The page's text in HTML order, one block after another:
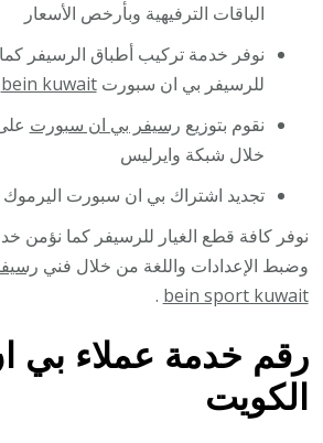
الباقات الترفيهية وبأرخص الأسعار
نوفر خدمة تركيب أطباق الرسيفر
للرسيفر بي ان سبورتbein kuwait
نقوم بتوزيع رسيفر بي ان سبورت
خلال شبكة وايرليس
تجديد اشتراك بي ان سبورت اليرموك
نوفر كافة قطع الغيار للرسيفر كما نؤمن
وضبط الإعدادات واللغة من خلال فني
bein sport kuwait
.
رقم خدمة عملاء بي
الكويت